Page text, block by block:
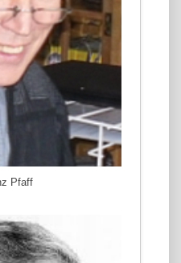
Pfaff